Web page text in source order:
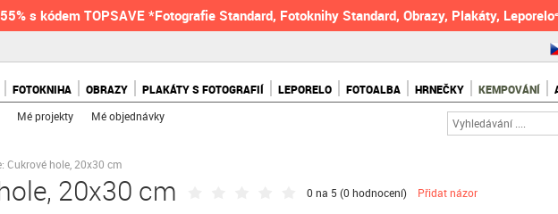
s kódem TOPSAVE *Fotografie Standard, Fotoknihy Standard, Obrazy, Plakáty,
FOTOKNIHA OBRAZY PLAKÁTY S FOTOGRAFIÍ LEPORELO FOTOALBA HRNEČKY KEMPOVÁNÍ
Mé projekty Mé objednávky
Cukrové hole, 20x30 cm
20x30 cm 0 na 5 (0 hodnocení) Přidat názor